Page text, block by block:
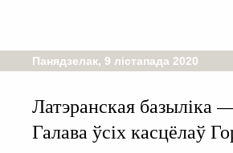
Панядзелак, 9 лістапада 2020
Латэранская базыліка
Галава ўсіх касцёлаў